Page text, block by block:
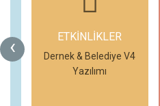
‹ ETKİNLİKLER
Dernek & Belediye V4
Yazılımı